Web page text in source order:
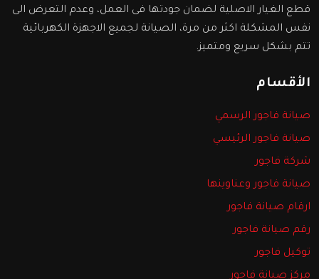
قطع الغيار الاصلية لضمان جودتها فى العمل، وعدم التعرض الى
نفس المشكلة اكثر من مرة، الصيانة لجميع الاجهزة الكهربائية
تتم بشكل سريع ومتميز.
الأقسام
صيانة فاجور الرسمي
صيانة فاجور الرئيسي
شركة فاجور
صيانة فاجور وعناوينها
ارقام صيانة فاجور
رقم صيانة فاجور
توكيل فاجور
مركز صيانة فاجور